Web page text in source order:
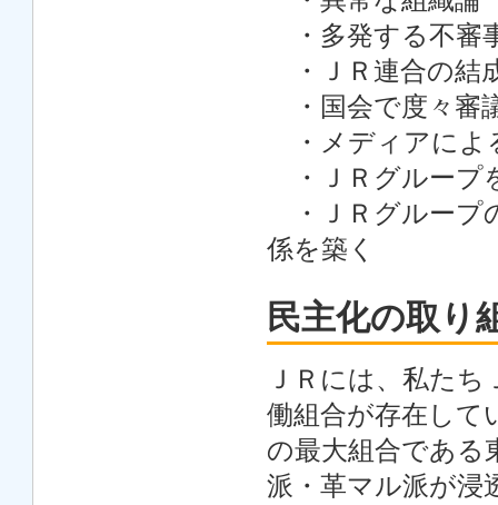
・多発する不審
・ＪＲ連合の結
・国会で度々審
・メディアによ
・ＪＲグループ
・ＪＲグループ
係を築く
民主化の取り
ＪＲには、私た
働組合が存在して
の最大組合である
派・革マル派が浸